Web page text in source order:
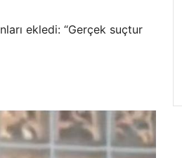
ekledi: “Gerçek suçtur